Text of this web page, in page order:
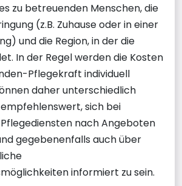
zu betreuenden Menschen, die
(z.B. Zuhause oder in einer
und die Region, in der die
In der Regel werden die Kosten
Pflegekraft individuell
daher unterschiedlich
empfehlenswert, sich bei
nach Angeboten
gegebenenfalls auch über
informiert zu sein.